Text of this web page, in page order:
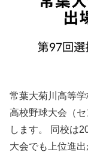
常葉大菊川高等
高校野球大会（
します。 ​同校は
大会でも上位進